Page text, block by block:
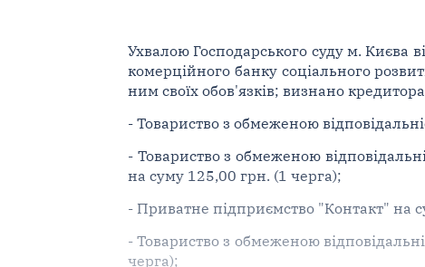
Ухвалою Господарського суду м. Києва
комерційного банку соціального
ним своїх обов'язків; визнано
- Товариство з обмеженою
- Товариство з обмеженою
на суму 125,00 грн. (1 черга);
- Приватне підприємство "Контакт" на
- Товариство з обмеженою
черга);